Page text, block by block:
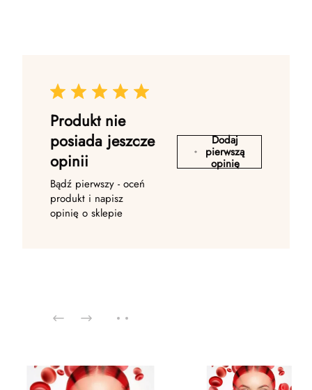
Produkt nie
posiada jeszcze
opinii
Bądź pierwszy - oceń
produkt i napisz
opinię o sklepie
Dodaj
pierwszą
opinię